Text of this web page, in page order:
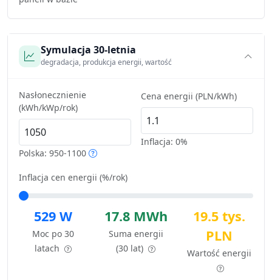
Symulacja 30-letnia
degradacja, produkcja energii, wartość
Nasłonecznienie
(kWh/kWp/rok)
Polska: 950-1100
Cena energii (PLN/kWh)
Inflacja: 0%
Inflacja cen energii (%/rok)
529 W
Moc po 30
latach
17.8 MWh
Suma energii
(30 lat)
19.5 tys.
PLN
Wartość energii